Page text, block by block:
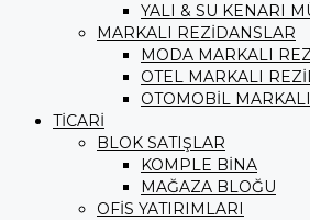
YALI & SU KENARI
MARKALI REZİDANSLAR
MODA MARKALI
OTEL MARKALI
OTOMOBİL
TİCARİ
BLOK SATIŞLAR
KOMPLE BİNA
MAĞAZA BLOĞU
OFİS YATIRIMLARI